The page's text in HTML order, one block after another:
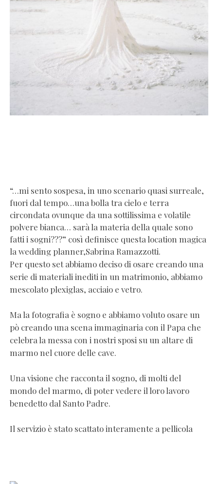
“…mi sento sospesa, in uno scenario quasi surreale,
fuori dal tempo…una bolla tra cielo e terra
circondata ovunque da una sottilissima e volatile
polvere bianca… sarà la materia della quale sono
fatti i sogni???” così definisce questa location magica
la wedding planner,Sabrina Ramazzotti.
Per questo set abbiamo deciso di osare creando una
serie di materiali inediti in un matrimonio, abbiamo
mescolato plexiglas, acciaio e vetro.
Ma la fotografia è sogno e abbiamo voluto osare un
pò creando una scena immaginaria con il Papa che
celebra la messa con i nostri sposi su un altare di
marmo nel cuore delle cave.
Una visione che racconta il sogno, di molti del
mondo del marmo, di poter vedere il loro lavoro
benedetto dal Santo Padre.
Il servizio è stato scattato interamente a pellicola